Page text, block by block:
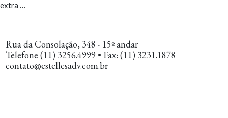
extra …
Rua da Consolação, 348 - 15º andar
Telefone (11) 3256.4999 • Fax: (11) 3231.1878
contato@estellesadv.com.br